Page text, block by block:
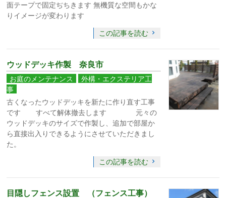
面テープで固定ぢちきます 無機質な空間もかな
りイメージが変わります
この記事を読む
ウッドデッキ作製 奈良市
お庭のメンテナンス
外構・エクステリア工
事
古くなったウッドデッキを新たに作り直す工事
です すべて解体撤去します 元々の
ウッドデッキのサイズで作製し、追加で部屋か
ら直接出入りできるようにさせていただきまし
た。
この記事を読む
目隠しフェンス設置 （フェンス工事）